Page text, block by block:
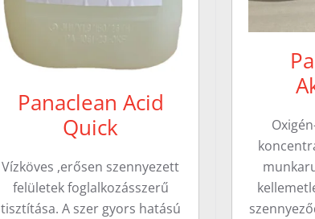
Panaclean Acid
Quick
Vízköves ,erősen szennyezett
felületek foglalkozásszerű
tisztítása. A szer gyors hatású